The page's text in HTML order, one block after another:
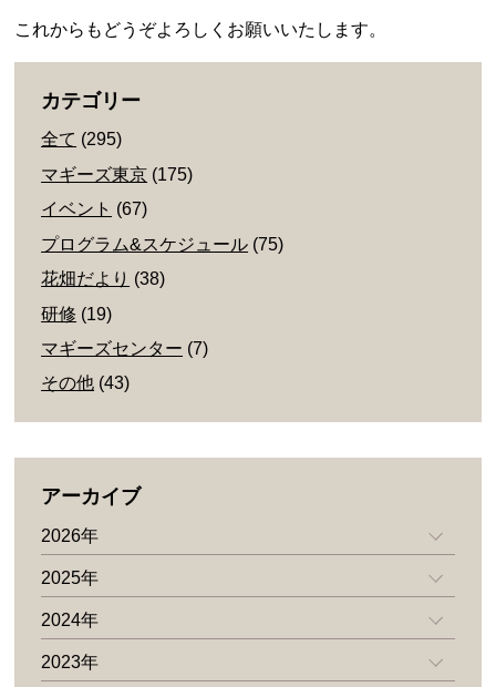
これからもどうぞよろしくお願いいたします。
カテゴリー
全て (295)
マギーズ東京 (175)
イベント (67)
プログラム&スケジュール (75)
花畑だより (38)
研修 (19)
マギーズセンター (7)
その他 (43)
アーカイブ
2026年
2025年
2024年
2023年